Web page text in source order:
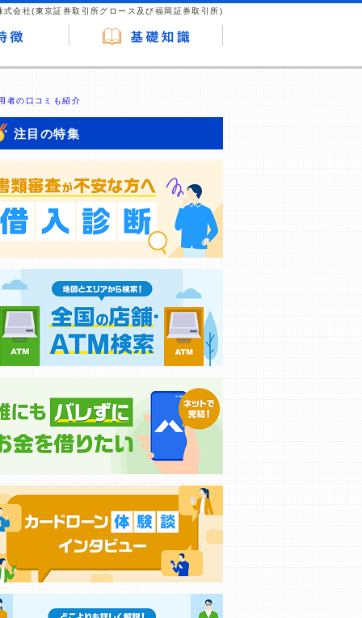
式会社(東京証券取引所グロース及び福岡証券取引所)
者の口コミも紹介
注目の特集